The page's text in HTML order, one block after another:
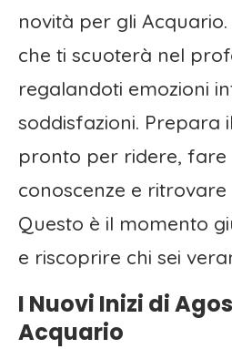
novità per gli
che ti scuoterà nel
regalandoti emozioni
soddisfazioni. Prepara
pronto per ridere, fare
conoscenze e
Questo è il momento
e riscoprire chi sei
I Nuovi Inizi di
Acquario